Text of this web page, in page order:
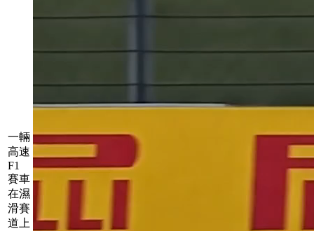
一輛
高速
F1
賽車
在濕
滑賽
道上